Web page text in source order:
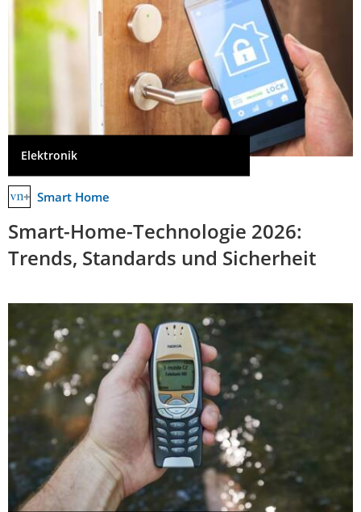
Elektronik
Smart Home
Smart-Home-Technologie 2026:
Trends, Standards und Sicherheit